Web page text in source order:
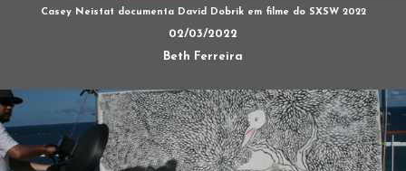
Casey Neistat documenta David Dobrik em filme do SXSW 2022
02/03/2022
Beth Ferreira